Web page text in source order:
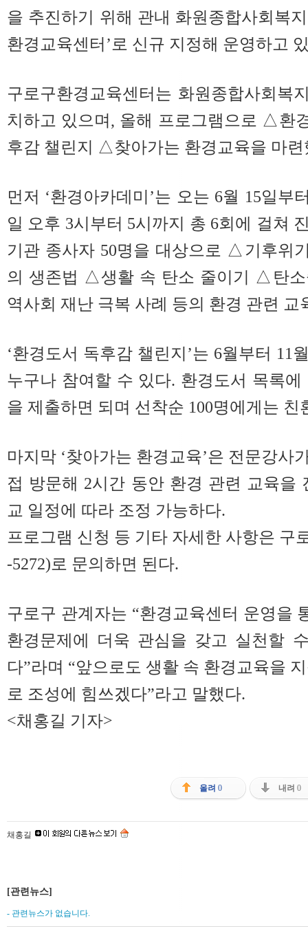
을 추진하기 위해 관내 화원종합사회복
환경교육센터’로 신규 지정해 운영하고
구로구환경교육센터는 화원종합사회복
치하고 있으며, 올해 프로그램으로 △환
후감 챌린지 △찾아가는 환경교육을 마련
먼저 ‘환경아카데미’는 오는 6월 15일부
일 오후 3시부터 5시까지 총 6회에 걸쳐
기관 종사자 50명을 대상으로 △기후위
의 생존법 △생활 속 탄소 줄이기 △탄
역사회 재난 극복 사례 등의 환경 관련 교
‘환경도서 독후감 챌린지’는 6월부터 11
누구나 참여할 수 있다. 환경도서 목록
을 제출하면 되며 선착순 100명에게는 친
마지막 ‘찾아가는 환경교육’은 전문강사
접 방문해 2시간 동안 환경 관련 교육을
교 일정에 따라 조정 가능하다.
프로그램 신청 등 기타 자세한 사항은 구
-5272)로 문의하면 된다.
구로구 관계자는 “환경교육센터 운영을
환경문제에 더욱 관심을 갖고 실천할
다”라며 “앞으로도 생활 속 환경교육을
로 조성에 힘쓰겠다”라고 말했다.
<채홍길 기자>
올려 0 내려 0
채홍길
[관련뉴스]
- 관련뉴스가 없습니다.